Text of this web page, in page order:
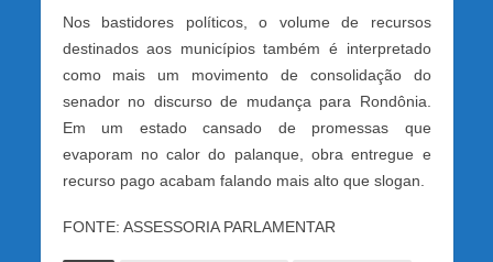
Nos bastidores políticos, o volume de recursos
destinados aos municípios também é interpretado
como mais um movimento de consolidação do
senador no discurso de mudança para Rondônia.
Em um estado cansado de promessas que
evaporam no calor do palanque, obra entregue e
recurso pago acabam falando mais alto que slogan.
FONTE: ASSESSORIA PARLAMENTAR